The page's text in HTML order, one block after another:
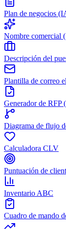
Plan de negocios
Nombre comercial
Descripción del
Plantilla de correo
Generador de RFP
Diagrama de flujo
Calculadora CLV
Puntuación de
Inventario ABC
Cuadro de mando